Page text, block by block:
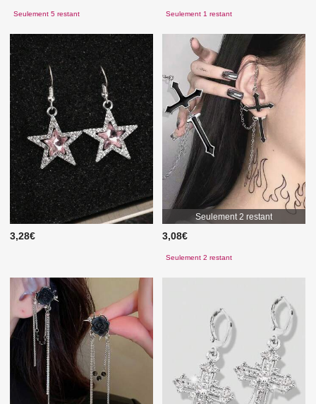
Seulement 5 restant Seulement 1 restant
3,28€
Seulement 2 restant
3,08€
Seulement 2 restant